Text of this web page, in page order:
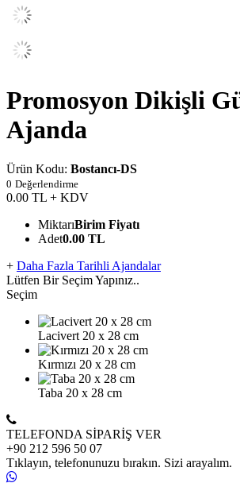
Promosyon Dikişli
Ajanda
Ürün Kodu: Bostancı-DS
0 Değerlendirme
0.00 TL + KDV
MiktarıBirim Fiyatı
Adet0.00 TL
+ Daha Fazla Tarihli Ajandalar
Lütfen Bir Seçim Yapınız..
Seçim
Lacivert 20 x 28 cm
Kırmızı 20 x 28 cm
Taba 20 x 28 cm
TELEFONDA SİPARİŞ VER
+90 212 596 50 07
Tıklayın, telefonunuzu bırakın. Sizi arayalım.